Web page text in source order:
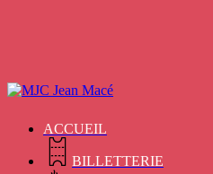
ACCUEIL
BILLETTERIE